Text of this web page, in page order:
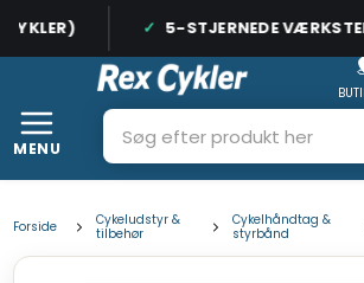
5-STJERNEDE
MENU
Forside
Cykeludstyr &
tilbehør
Cykelhåndtag &
styrbånd